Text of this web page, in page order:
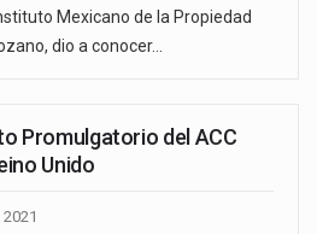
Mexicano de la Propiedad
dio a conocer…
Promulgatorio del ACC
Unido